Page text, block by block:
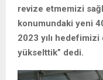
revize etmemizi
konumundaki yeni
2023 yılı
yükselttik” dedi.